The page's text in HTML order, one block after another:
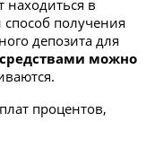
находиться в
получения
депозита для
средствами можно
процентов,